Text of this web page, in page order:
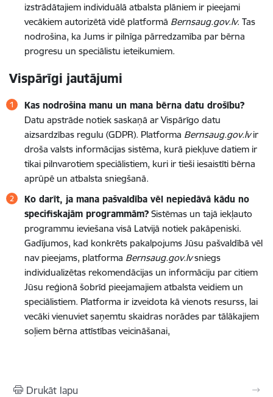
izstrādātajiem individuālā atbalsta plāniem ir pieejami
vecākiem autorizētā vidē platformā Bernsaug.gov.lv. Tas
nodrošina, ka Jums ir pilnīga pārredzamība par bērna
progresu un speciālistu ieteikumiem.
Vispārīgi jautājumi
Kas nodrošina manu un mana bērna datu drošību?
Datu apstrāde notiek saskaņā ar Vispārīgo datu
aizsardzības regulu (GDPR). Platforma Bernsaug.gov.lvir
droša valsts informācijas sistēma, kurā piekļuve datiem ir
tikai pilnvarotiem speciālistiem, kuri ir tieši iesaistīti bērna
aprūpē un atbalsta sniegšanā.
Ko darīt, ja mana pašvaldība vēl nepiedāvā kādu no
specifiskajām programmām? Sistēmas un tajā iekļauto
programmu ieviešana visā Latvijā notiek pakāpeniski.
Gadījumos, kad konkrēts pakalpojums Jūsu pašvaldībā vēl
nav pieejams, platforma Bernsaug.gov.lvsniegs
individualizētas rekomendācijas un informāciju par citiem
Jūsu reģionā šobrīd pieejamajiem atbalsta veidiem un
speciālistiem. Platforma ir izveidota kā vienots resurss, lai
vecāki vienuviet saņemtu skaidras norādes par tālākajiem
soļiem bērna attīstības veicināšanai,
Drukāt lapu